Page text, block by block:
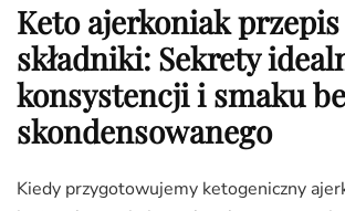
Keto ajerkoniak
składniki: Sekrety
konsystencji i smaku
skondensowanego
Kiedy przygotowujemy ketogeniczny